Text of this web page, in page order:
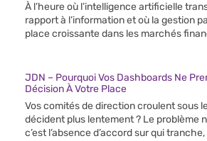
À l’heure où l’intelligence artificielle
rapport à l’information et où la gestion
place croissante dans les marchés
JDN – Pourquoi Vos Dashboards Ne
Décision À Votre Place
Vos comités de direction croulent sous
décident plus lentement ? Le problème
c’est l’absence d’accord sur qui